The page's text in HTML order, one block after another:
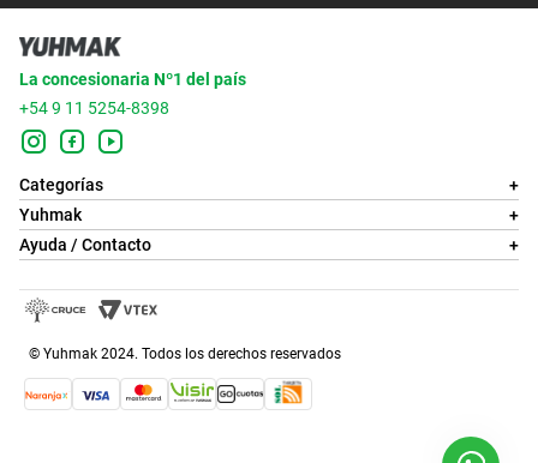
La concesionaria Nº1 del país
+54 9 11 5254-8398
Categorías
+
Yuhmak
+
Ayuda / Contacto
+
© Yuhmak 2024. Todos los derechos reservados